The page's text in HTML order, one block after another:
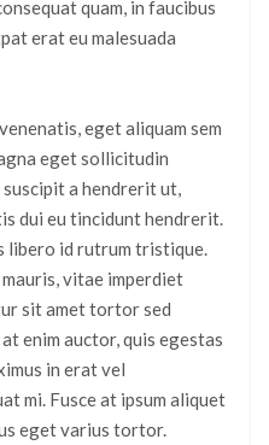
quam, in faucibus
erat eu malesuada
eget aliquam sem
eget sollicitudin
a hendrerit ut,
dui eu tincidunt hendrerit.
libero id rutrum tristique.
vitae imperdiet
sit amet tortor sed
enim auctor, quis egestas
in erat vel
mi. Fusce at ipsum aliquet
eget varius tortor.